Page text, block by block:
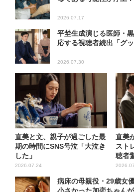
2026.07.17
平埜生成演じる医師・
応する視聴者続出「グッ
2026.07.30
直美と文、親子が過ごした最
期の時間にSNS号泣「大泣き
した」
2026.07.24
直美
スト
聴者
う...
病床の母親役・29歳女